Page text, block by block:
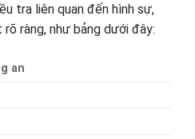
tra liên quan đến hình sự,
ràng, như bảng dưới đây:
an